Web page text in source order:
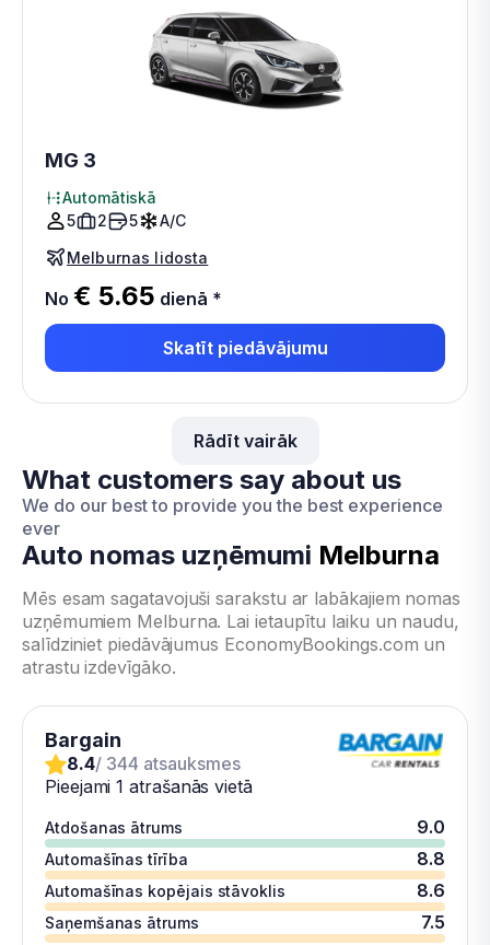
MG 3
Automātiskā
5
2 5
A/C
Melburnas lidosta
No € 5.65 dienā *
Skatīt piedāvājumu
Rādīt vairāk
What customers say about us
We do our best to provide you the best experience
ever
Auto nomas uzņēmumi Melburna
Mēs esam sagatavojuši sarakstu ar labākajiem nomas
uzņēmumiem Melburna. Lai ietaupītu laiku un naudu,
salīdziniet piedāvājumus EconomyBookings.com un
atrastu izdevīgāko.
Bargain
8.4/ 344 atsauksmes
Pieejami 1 atrašanās vietā
Atdošanas ātrums 9.0
Automašīnas tīrība 8.8
Automašīnas kopējais stāvoklis 8.6
Saņemšanas ātrums 7.5